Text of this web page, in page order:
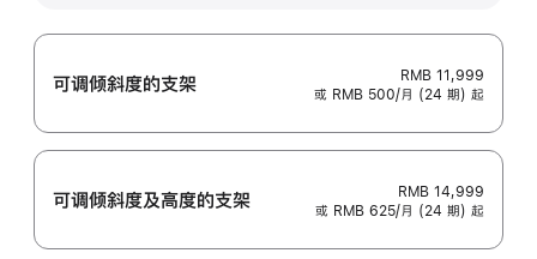
可调倾斜度的支架
RMB 11,999
或 RMB 500/月 (24 期) 起
可调倾斜度及高‍度的支‍架
RMB 14,999
或 RMB 625/月 (24 期) 起